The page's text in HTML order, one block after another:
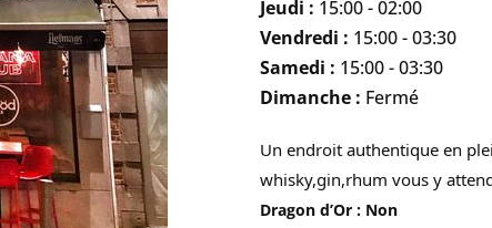
Jeudi : 15:00 - 02:00
Vendredi : 15:00 - 03:30
Samedi : 15:00 - 03:30
Dimanche : Fermé
Un endroit authentique en
whisky,gin,rhum vous y
Dragon d’Or : Non